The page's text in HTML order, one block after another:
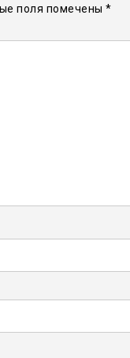
поля помечены *